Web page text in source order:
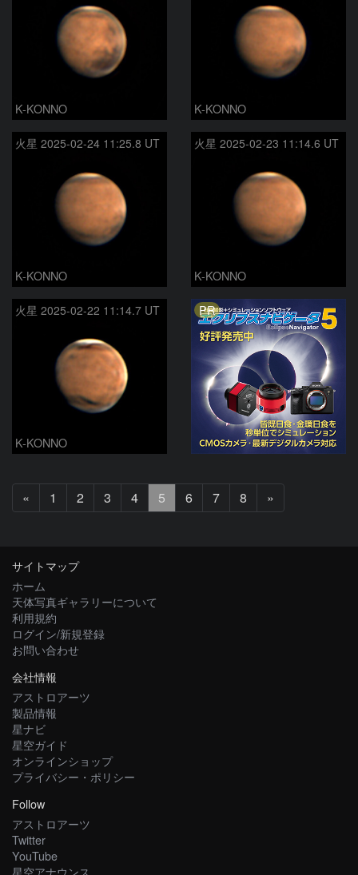
K-KONNO K-KONNO
火星 2025-02-24 11:25.8 UT
K-KONNO
火星 2025-02-23 11:14.6 UT
K-KONNO
火星 2025-02-22 11:14.7 UT
K-KONNO
PR
«
へ
1 2 3 4 5 6 7 8 »
へ
サイトマップ
ホーム
天体写真ギャラリーについて
利用規約
ログイン/新規登録
お問い合わせ
会社情報
アストロアーツ
製品情報
星ナビ
星空ガイド
オンラインショップ
プライバシー・ポリシー
Follow
アストロアーツ
Twitter
YouTube
星空アナウンス